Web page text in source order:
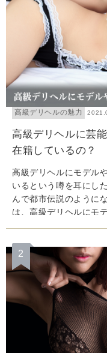
高級デリヘルの魅力
高級デリヘルに芸
在籍しているの？
高級デリヘルにモデル
いるという噂を耳にし
んで都市伝説のように
は、高級デリヘルにモ
2